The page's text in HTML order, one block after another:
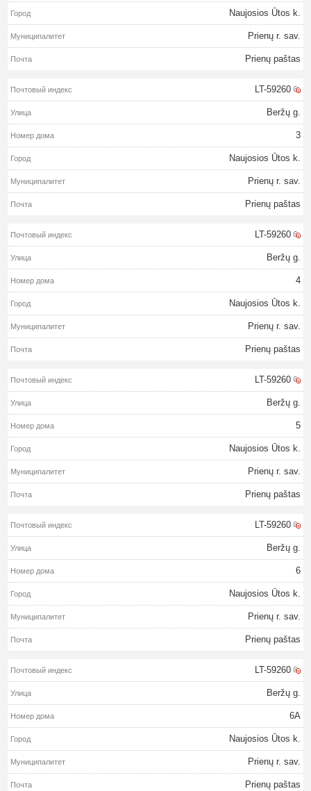
Naujosios Ūtos k.
Prienų r. sav.
Prienų paštas
LT-59260
Beržų g.
3
Naujosios Ūtos k.
Prienų r. sav.
Prienų paštas
LT-59260
Beržų g.
4
Naujosios Ūtos k.
Prienų r. sav.
Prienų paštas
LT-59260
Beržų g.
5
Naujosios Ūtos k.
Prienų r. sav.
Prienų paštas
LT-59260
Beržų g.
6
Naujosios Ūtos k.
Prienų r. sav.
Prienų paštas
LT-59260
Beržų g.
6A
Naujosios Ūtos k.
Prienų r. sav.
Prienų paštas